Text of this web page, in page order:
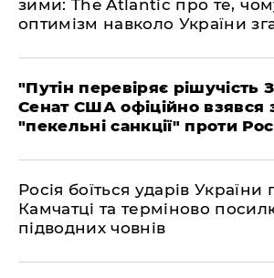
зими: The Atlantic про те,
оптимізм навколо України
​"Путін перевіряє рішучість
Сенат США офіційно взявся
"пекельні санкції" проти
​Росія боїться ударів України
Камчатці та терміново
підводних човнів